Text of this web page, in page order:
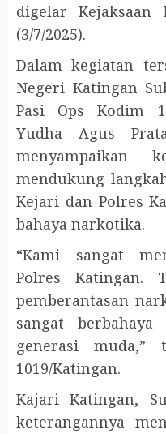
digelar Kejaksaan
(3/7/2025).
Dalam kegiatan
Negeri Katingan
Pasi Ops Kodim
Yudha Agus
menyampaikan
mendukung
Kejari dan Polres
bahaya narkotika.
“Kami sangat
Polres Katingan.
pemberantasan
sangat
generasi muda,”
1019/Katingan.
Kajari Katingan,
keterangannya